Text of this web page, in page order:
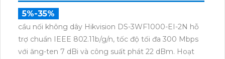
5%-35%
cầu nối không dây Hikvision DS-3WF1000-EI-2N hỗ
trợ chuẩn IEEE 802.11b/g/n, tốc độ tối đa 300 Mbps
với ăng-ten 7 dBi và công suất phát 22 dBm. Hoạt